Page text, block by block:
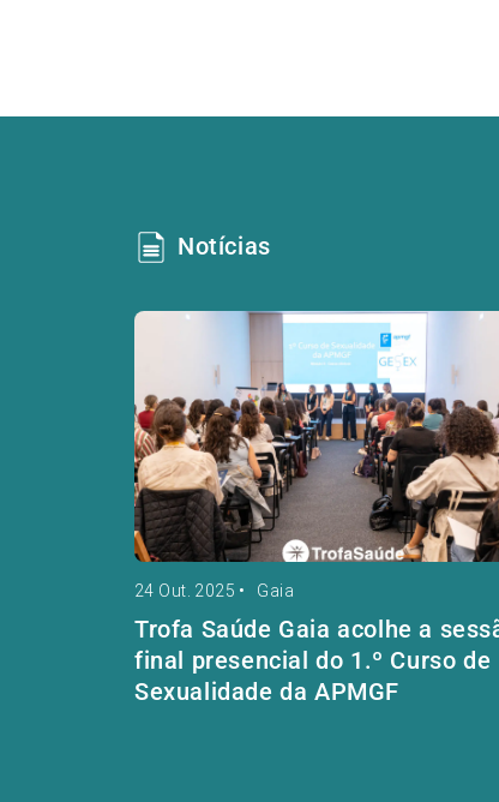
Notícias
24 Out. 2025 • Gaia
Trofa Saúde Gaia acolhe a
final presencial do 1.º Curso de
Sexualidade da APMGF